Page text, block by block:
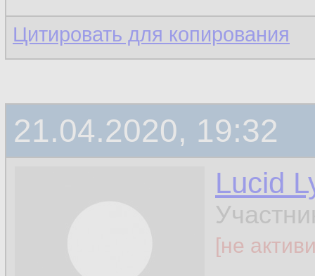
Цитировать для копирования
21.04.2020, 19:32
Lucid
[не